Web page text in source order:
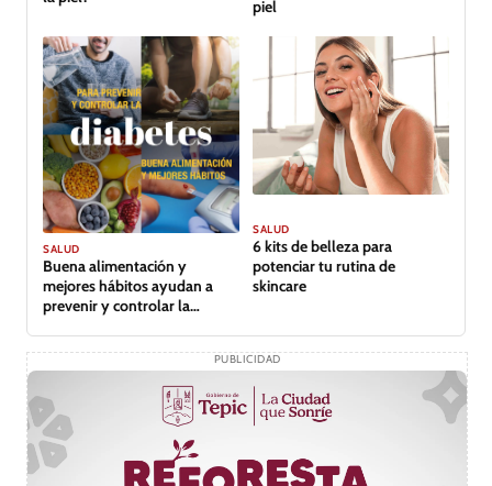
piel
SALUD
Buena alimentación y
mejores hábitos ayudan a
prevenir y controlar la
SALUD
6 kits de belleza para
potenciar tu rutina de
skincare
PUBLICIDAD